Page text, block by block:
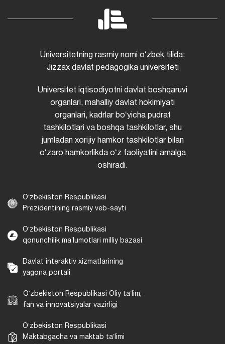
Universitetning rasmiy nomi oʻzbek tilida:
Jizzax davlat pedagogika universiteti
Universitet iqtisodiyotni davlat boshqaruvi
organlari, mahalliy davlat hokimiyati
organlari, kadrlar boʻyicha pudrat
tashkilotlari va boshqa tashkilotlar, shu
jumladan xorijiy hamkor tashkilotlar bilan
oʻzaro hamkorlikda oʻz faoliyatini amalga
oshiradi.
Oʻzbekiston Respublikasi
Prezidentining rasmiy veb-sayti
Oʻzbekiston Respublikasi
qonunchilik maʼlumotlari milliy bazasi
Davlat interaktiv xizmatlarining
yagona portali
Oʻzbekiston Respublikasi Oliy taʼlim,
fan va innovatsiyalar vazirligi
Oʻzbekiston Respublikasi
Maktabgacha va maktab taʼlimi